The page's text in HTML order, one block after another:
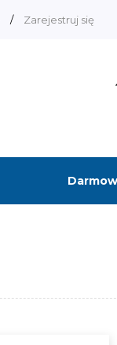
/ Zarejestruj się